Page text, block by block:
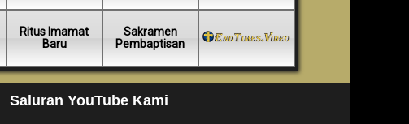
Ritus Imamat
Baru
Sakramen
Pembaptisan
Saluran YouTube Kami